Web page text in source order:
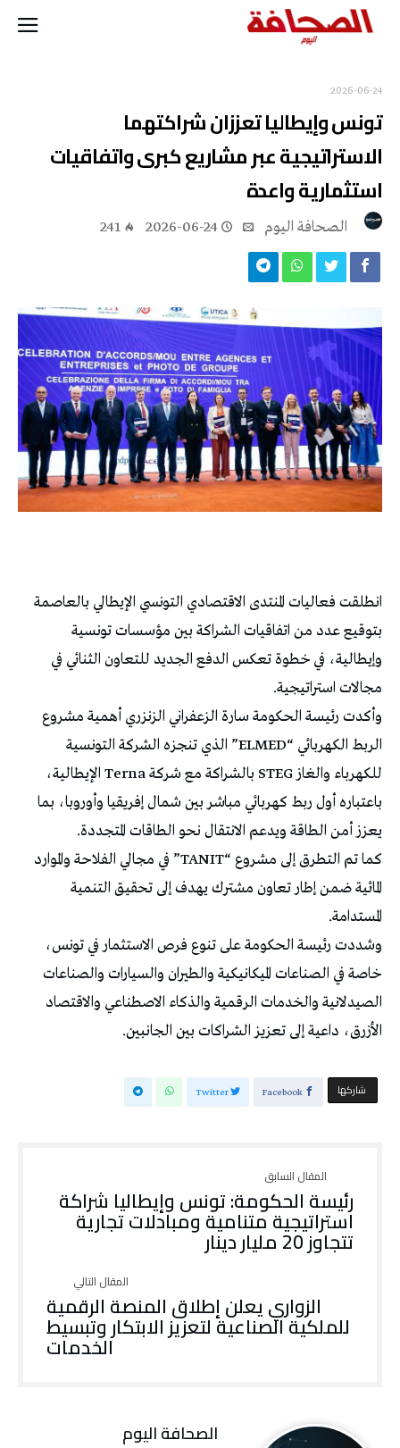
2026-06-24
تونس وإيطاليا تعززان شراكتهما
الاستراتيجية عبر مشاريع كبرى واتفاقيات
استثمارية واعدة
2026-06-24
241
انطلقت فعاليات المنتدى الاقتصادي التونسي الإيطالي بالعاصمة
بتوقيع عدد من اتفاقيات الشراكة بين مؤسسات تونسية
وإيطالية، في خطوة تعكس الدفع الجديد للتعاون الثنائي في
مجالات استراتيجية.
وأكدت رئيسة الحكومة سارة الزعفراني الزنزري أهمية مشروع
الربط الكهربائي “ELMED” الذي تنجزه الشركة التونسية
للكهرباء والغاز STEG بالشراكة مع شركة Terna الإيطالية،
باعتباره أول ربط كهربائي مباشر بين شمال إفريقيا وأوروبا، بما
يعزز أمن الطاقة ويدعم الانتقال نحو الطاقات المتجددة.
كما تم التطرق إلى مشروع “TANIT” في مجالي الفلاحة والموارد
المائية ضمن إطار تعاون مشترك يهدف إلى تحقيق التنمية
المستدامة.
وشددت رئيسة الحكومة على تنوع فرص الاستثمار في تونس،
خاصة في الصناعات الميكانيكية والطيران والسيارات والصناعات
الصيدلانية والخدمات الرقمية والذكاء الاصطناعي والاقتصاد
الأزرق، داعية إلى تعزيز الشراكات بين الجانبين.
‫‫ شاركها‬ Facebook
Twitter
رئيسة الحكومة: تونس وإيطاليا شراكة
استراتيجية متنامية ومبادلات تجارية
تتجاوز 20 مليار دينار
الزواري يعلن إطلاق المنصة الرقمية
للملكية الصناعية لتعزيز الابتكار وتبسيط
الخدمات